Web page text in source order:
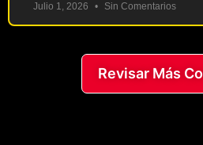
Julio 1, 2026 Sin Comentarios
Revisar Más